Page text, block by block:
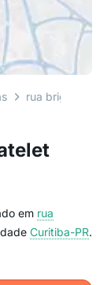
em rua
Curitiba-PR.
rua brigadeiro